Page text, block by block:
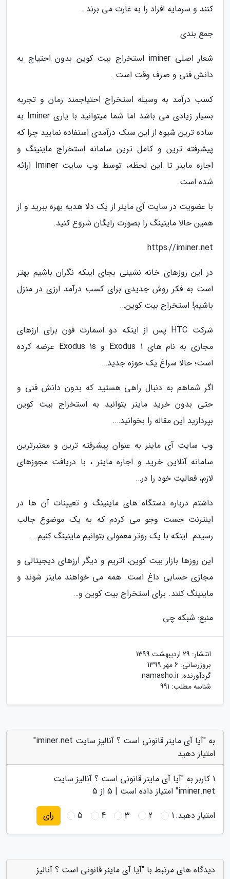
کنند و سرمایه افراد را به غارت می برند .
جمع بندی
شعار اصلی iminer استخراج بیت کوین بدون احتیاج به
دانش فنی و صرف وقت است .
کسب درآمد به وسیله استخراج احتیاجمند زمان و تجربه
بسیار زیادی می باشد اما شما میتوانید با یاری Iminer به
ساده ترین شیوه از این سبک درآمدی استفاده نمایید چرا که
پیشرفته ترین و کامل ترین سامانه استخراج ماینینگ و
اجاره ماینر تا این لحظه، توسط وب سایت Iminer ارائه
شده است.
با عضویت در سایت آی ماینر از یک دلا هدیه بهره ببرید و از
همین حالا ماینینگ را بصورت رایگان شروع کنید.
https://iminer.net
در این روزهای خانه نشینی بجای اینکه نگران باشیم بهتر
است به فکر روش جدیدی برای کسب درآمد ارزی در منزل
باشیم! استخراج بیت کوین…
شرکت HTC پس از اینکه دو اسمارت فون برای ارزهای
مجازی به نام های Exodus 1 و Exodus 1s عرضه کرده
است؛ حالا سراغ یک حوزه جدید…
اگر شماهم به دنبال راهی هستید که بدون دانش فنی و
حتی بدون خرید ماینر بتوانید به استخراج بیت کوین
بپردازید این مقاله را بخوانید….
وب سایت آی ماینر به عنوان پیشرفته ترین و معتبرترین
سامانه آنلاین خرید و اجاره ماینر ، با دریافت مجوزهای
لازم، فعالیت خود را در…
داشتم درباره دستگاه های ماینینگ و تعیینات آن ها در
اینترنت جست وجو می کردم که به یک موضوع جالب
رسیدم. اینکه با یک روتر معمولی بتوانیم ماینینگ کنیم….
این روزها بازار بیت کوین، اتریم و دیگر ارزهای دیجیتالی و
مجازی حسابی داغ است. همه می خواهند ماینر شوند و
ماینینگ کنند. برای استخراج بیت کوین و…
منبع: شبکه چی
انتشار: 29 اردیبهشت 1399
بروزرسانی: 6 مهر 1399
گردآورنده: namasho.ir
شناسه مطلب: 991
به "آیا آی ماینر قانونی است ؟ آنالیز سایت iminer.net"
امتیاز دهید
1 کاربر به "آیا آی ماینر قانونی است ؟ آنالیز سایت
iminer.net" امتیاز داده است | 5 از 5
امتیاز دهید:1
2
3
4
5 رای
دیدگاه های مرتبط با "آیا آی ماینر قانونی است ؟ آنالیز